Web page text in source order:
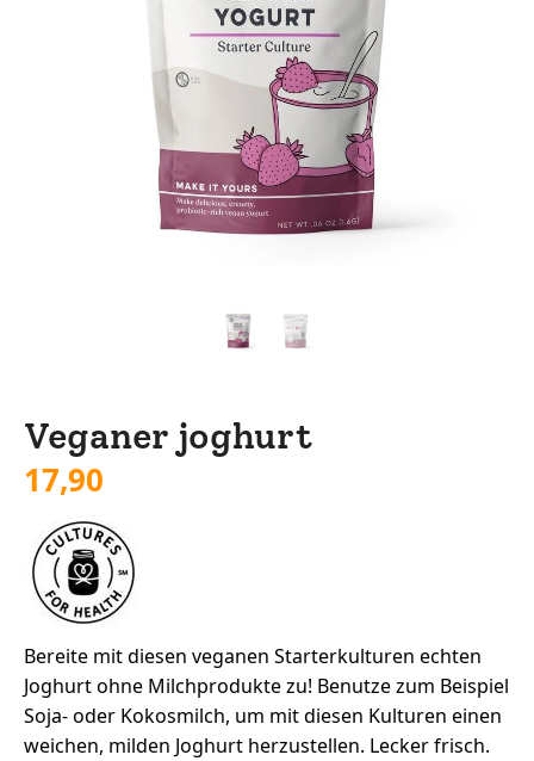
Veganer joghurt
17,90
Bereite mit diesen veganen Starterkulturen echten
Joghurt ohne Milchprodukte zu! Benutze zum Beispiel
Soja- oder Kokosmilch, um mit diesen Kulturen einen
weichen, milden Joghurt herzustellen. Lecker frisch.